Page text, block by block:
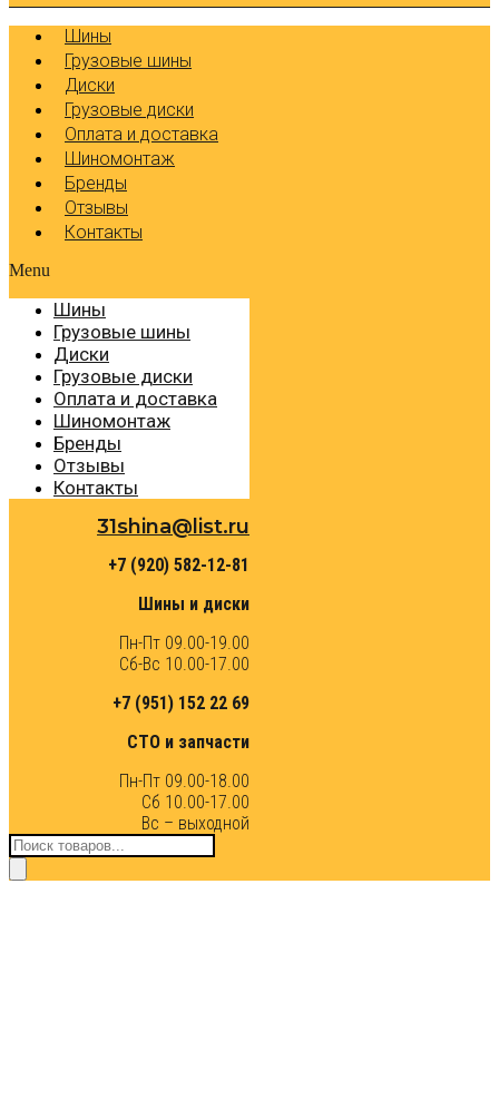
Шины
Грузовые шины
Диски
Грузовые диски
Оплата и доставка
Шиномонтаж
Бренды
Отзывы
Контакты
Menu
Шины
Грузовые шины
Диски
Грузовые диски
Оплата и доставка
Шиномонтаж
Бренды
Отзывы
Контакты
31shina@list.ru
+7 (920) 582-12-81
Шины и диски
Пн-Пт 09.00-19.00
Сб-Вс 10.00-17.00
+7 (951) 152 22 69
СТО и запчасти
Пн-Пт 09.00-18.00
Сб 10.00-17.00
Вс – выходной
Поиск
товаров